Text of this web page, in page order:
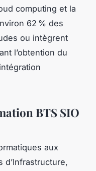
computing et la
62 % des
ou intègrent
l’obtention du
BTS SIO
aux
d’Infrastructure,